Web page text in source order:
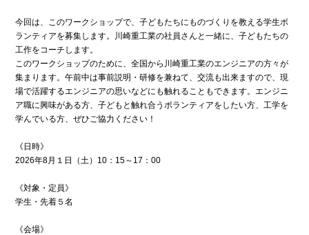
今回は、このワークショップで、子どもたちにものづくりを教える学生ボ
ランティアを募集します。川崎重工業の社員さんと一緒に、子どもたちの
工作をコーチします。
このワークショップのために、全国から川崎重工業のエンジニアの方々が
集まります。午前中は事前説明・研修を兼ねて、交流も出来ますので、現
場で活躍するエンジニアの思いなどにも触れることもできます。エンジニ
ア職に興味がある方、子どもと触れ合うボランティアをしたい方、工学を
学んでいる方、ぜひご協力ください！
《日時》
2026年8月１日（土）10：15～17：00
《対象・定員》
学生・先着５名
《会場》